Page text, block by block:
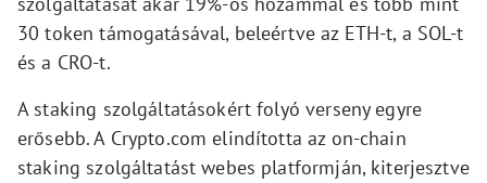
30 token támogatásával, beleértve az ETH-t, a SOL-t
és a CRO-t.
A staking szolgáltatásokért folyó verseny egyre
erősebb. A Crypto.com elindította az on-chain
staking szolgáltatást webes platformján, kiterjesztve